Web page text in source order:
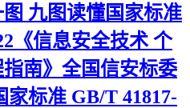
九图读懂国家标准
《信息安全技术 个
南》全国信安标委
家标准 GB/T 41817-